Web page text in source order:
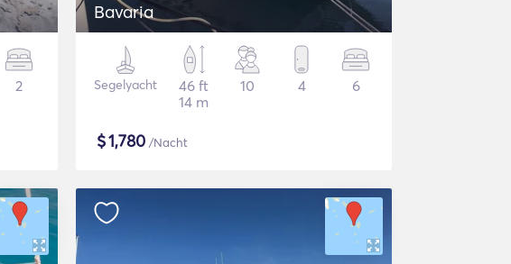
2
Bavaria
Segelyacht
46 ft
14 m
10 4 6
$1,780 /Nacht